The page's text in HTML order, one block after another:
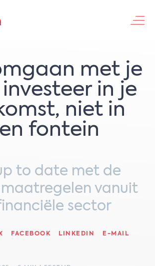
met je
in je
niet in
fontein​
to date met de
vanuit
sector
FACEBOOK LINKEDIN E-MAIL